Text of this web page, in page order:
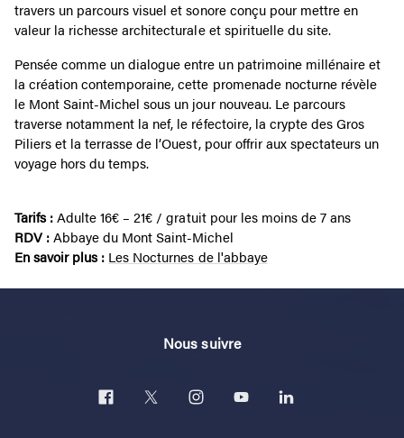
travers un parcours visuel et sonore conçu pour mettre en
valeur la richesse architecturale et spirituelle du site.
Pensée comme un dialogue entre un patrimoine millénaire et
la création contemporaine, cette promenade nocturne révèle
le Mont Saint-Michel sous un jour nouveau. Le parcours
traverse notamment la nef, le réfectoire, la crypte des Gros
Piliers et la terrasse de l’Ouest, pour offrir aux spectateurs un
voyage hors du temps.
Tarifs :Adulte 16€ – 21€ / gratuit pour les moins de 7 ans
RDV :Abbaye du Mont Saint-Michel
En savoir plus : Les Nocturnes de l'abbaye
Nous suivre